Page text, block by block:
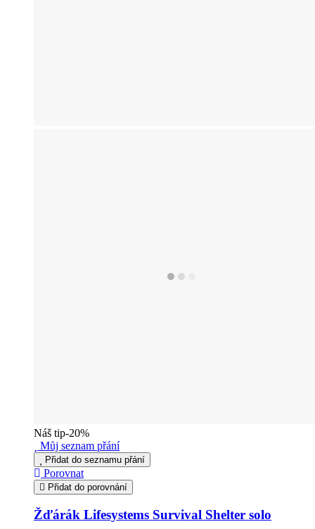
Náš tip-20%
Můj seznam přání
Přidat do seznamu přání
Porovnat
Přidat do porovnání
Žďárák Lifesystems Survival Shelter solo